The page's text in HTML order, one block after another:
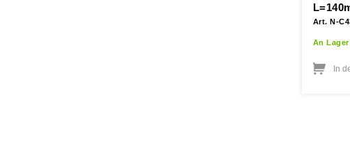
Art. N-
An
In